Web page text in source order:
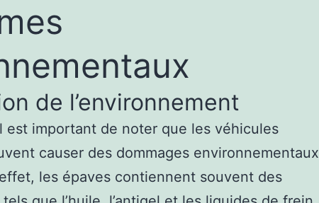
de l’environnement
est important de noter que les véhicules
causer des dommages environnementaux
les épaves contiennent souvent des